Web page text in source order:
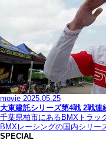
movie 2025.05.25
大東建託シリーズ第4戦 2戦
千葉県柏市にあるBMXトラッ
BMXレーシングの国内シリ
SPECIAL